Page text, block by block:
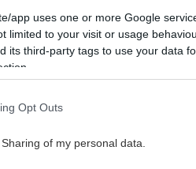
app uses one or more Google
limited to your visit or usage
its third-party tags to use your data
Opt Outs
of my personal data.